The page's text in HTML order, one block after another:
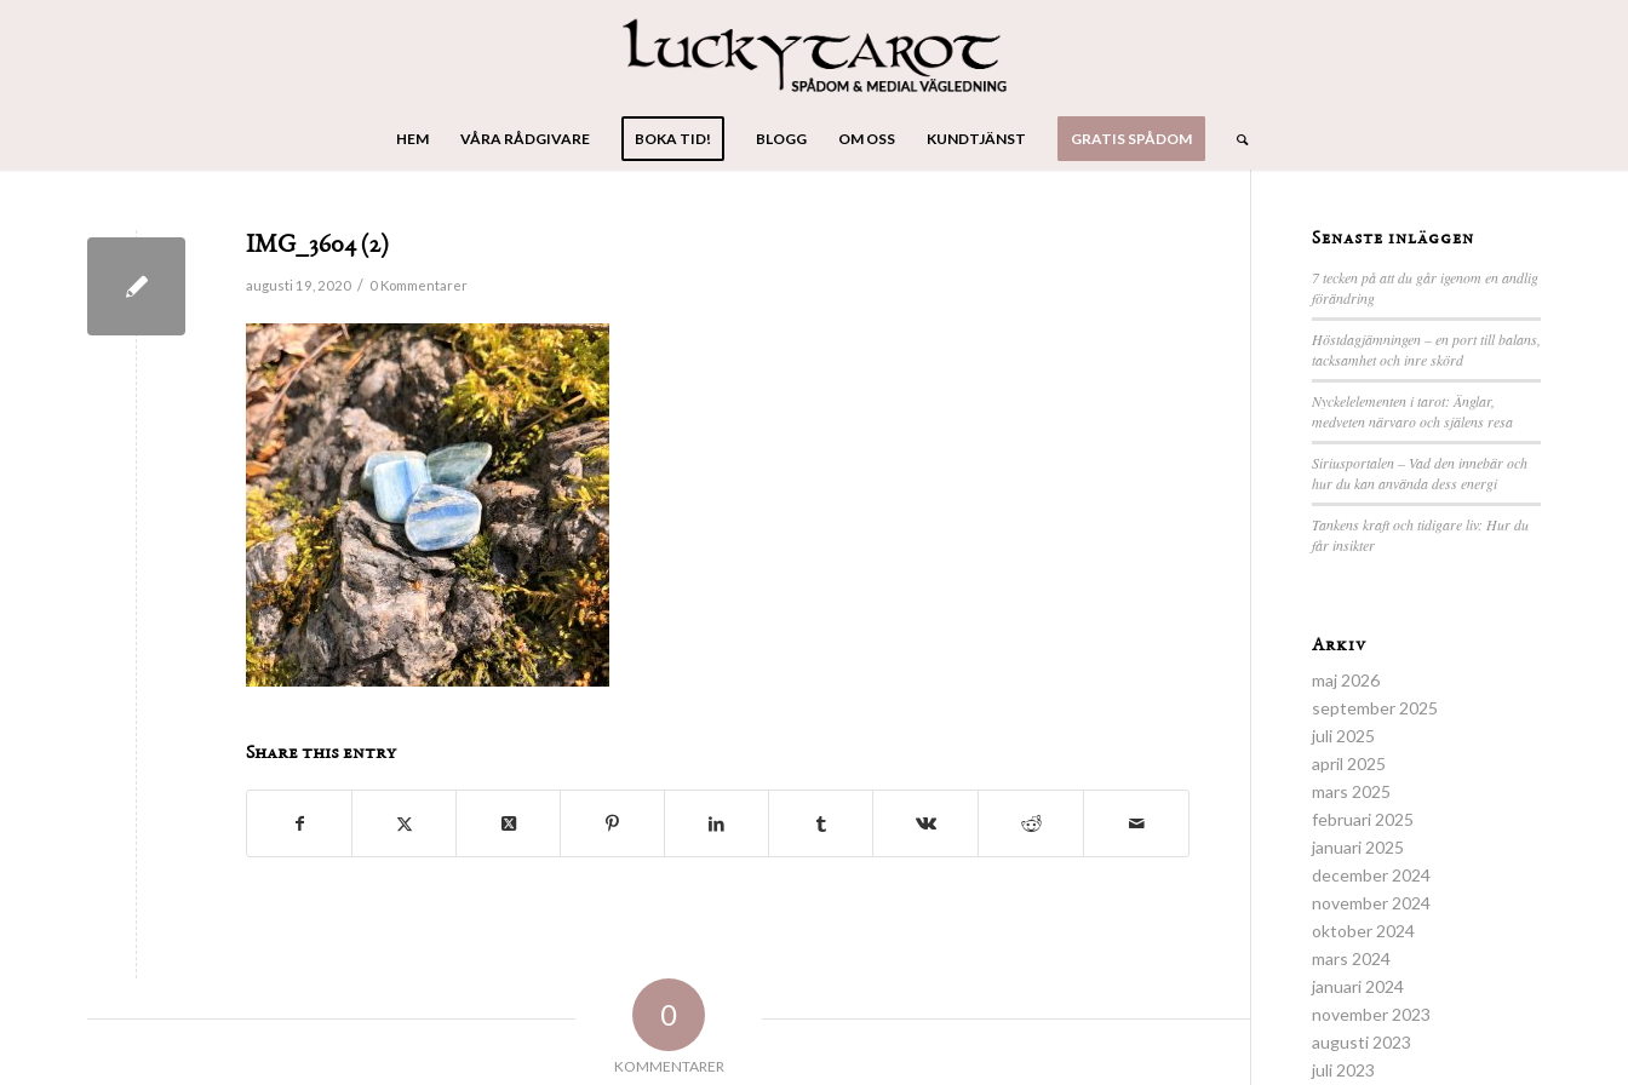
HEM VÅRA RÅDGIVARE BOKA TID! BLOGG OM OSS KUNDTJÄNST GRATIS SPÅDOM
IMG_3604 (2)
augusti 19, 2020 / 0 Kommentarer
Share this entry
0
KOMMENTARER
Senaste inläggen
7 tecken på att du går igenom en andlig
förändring
Höstdagjämningen – en port till balans,
tacksamhet och inre skörd
Nyckelelementen i tarot: Änglar,
medveten närvaro och själens resa
Siriusportalen – Vad den innebär och
hur du kan använda dess energi
Tankens kraft och tidigare liv: Hur du
får insikter
Arkiv
maj 2026
september 2025
juli 2025
april 2025
mars 2025
februari 2025
januari 2025
december 2024
november 2024
oktober 2024
mars 2024
januari 2024
november 2023
augusti 2023
juli 2023